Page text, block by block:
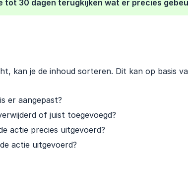
tot 30 dagen terugkijken wat er precies
kan je de inhoud sorteren. Dit kan op basis
er aangepast?
of juist toegevoegd?
actie precies uitgevoerd?
actie uitgevoerd?